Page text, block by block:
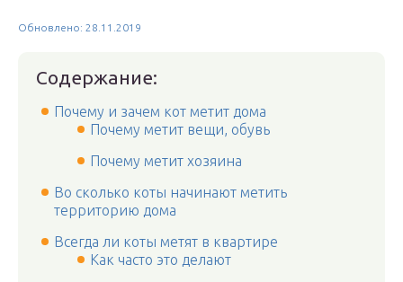
Обновлено: 28.11.2019
Содержание:
Почему и зачем кот метит дома
Почему метит вещи, обувь
Почему метит хозяина
Во сколько коты начинают метить
территорию дома
Всегда ли коты метят в квартире
Как часто это делают